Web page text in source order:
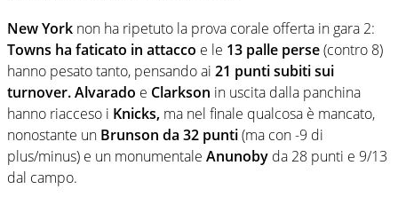
New York non ha ripetuto la prova corale offerta in gara 2:
Towns ha faticato in attacco e le 13 palle perse(contro 8)
hanno pesato tanto, pensando ai 21 punti subiti sui
turnover. Alvarado e Clarkson in uscita dalla panchina
hanno riacceso i Knicks, ma nel finale qualcosa è mancato,
nonostante un Brunson da 32 punti(ma con -9 di
plus/minus) e un monumentale Anunoby da 28 punti e 9/13
dal campo.